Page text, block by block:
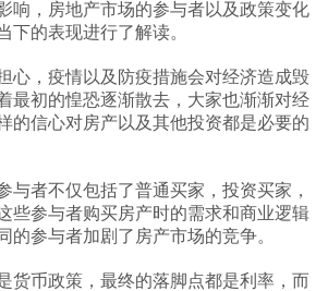
响，房地产市场的参与者以及政策变化
下的表现进行了解读。
心，疫情以及防疫措施会对经济造成毁
最初的惶恐逐渐散去，大家也渐渐对经
的信心对房产以及其他投资都是必要的
与者不仅包括了普通买家，投资买家，
些参与者购买房产时的需求和商业逻辑
的参与者加剧了房产市场的竞争。
货币政策，最终的落脚点都是利率，而